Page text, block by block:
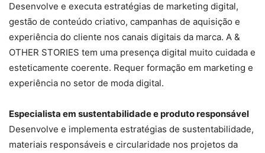
Desenvolve e executa estratégias de marketing digital,
gestão de conteúdo criativo, campanhas de aquisição e
experiência do cliente nos canais digitais da marca. A &
OTHER STORIES tem uma presença digital muito cuidada e
esteticamente coerente. Requer formação em marketing e
experiência no setor de moda digital.
Especialista em sustentabilidade e produto responsável
Desenvolve e implementa estratégias de sustentabilidade,
materiais responsáveis e circularidade nos projetos da